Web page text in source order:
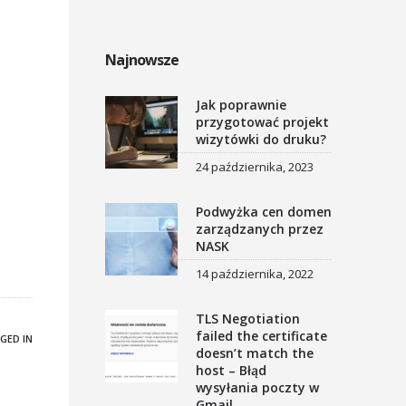
IN
Najnowsze
Jak poprawnie
przygotować projekt
wizytówki do druku?
24 października, 2023
Podwyżka cen domen
zarządzanych przez
NASK
14 października, 2022
TLS Negotiation
failed the certificate
doesn’t match the
host – Błąd
wysyłania poczty w